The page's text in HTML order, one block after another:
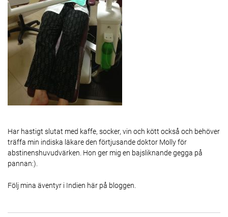
Har hastigt slutat med kaffe, socker, vin och kött också och behöver
träffa min indiska läkare den förtjusande doktor Molly för
abstinenshuvudvärken. Hon ger mig en bajsliknande gegga på
pannan:).
Följ mina äventyr i Indien här på bloggen.